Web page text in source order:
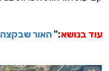
עוד בנושא:"האור שבקצה